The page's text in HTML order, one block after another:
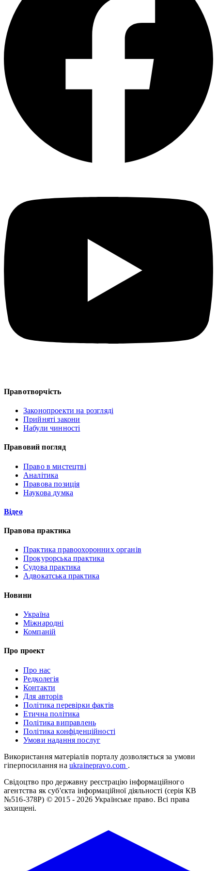
Правотворчість
Законопроекти на розгляді
Прийняті закони
Набули чинності
Правовий погляд
Право в мистецтві
Аналітика
Правова позиція
Наукова думка
Відео
Правова практика
Практика правоохоронних органів
Прокурорська практика
Судова практика
Адвокатська практика
Новини
Україна
Міжнародні
Компаній
Про проект
Про нас
Редколегія
Контакти
Для авторів
Політика перевірки фактів
Етична політика
Політика виправлень
Політика конфіденційності
Умови надання послуг
Використання матеріалів порталу дозволяється за умови
гіперпосилання на ukrainepravo.com .
Свідоцтво про державну реєстрацію інформаційного
агентства як суб'єкта інформаційної діяльності (серія КВ
№516-378Р) © 2015 - 2026 Українське право. Всі права
захищені.